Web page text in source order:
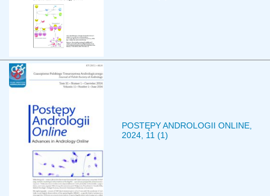
POSTĘPY ANDROLOGII ONLINE,
2024, 11 (1)